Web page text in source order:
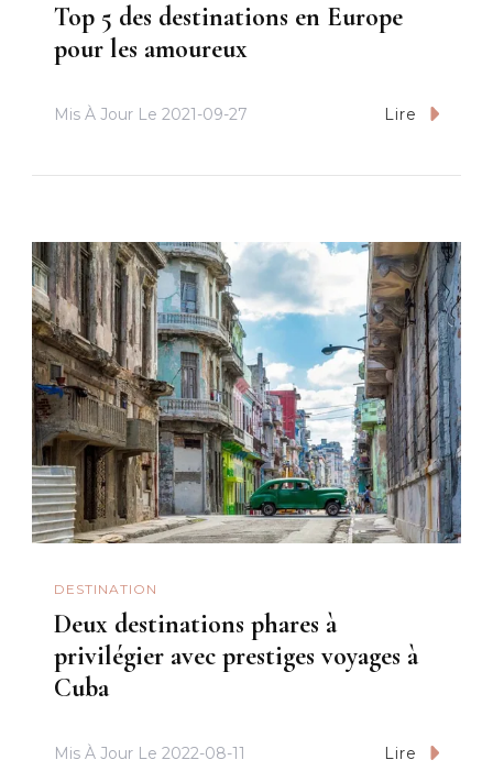
Top 5 des destinations en Europe
pour les amoureux
Mis À Jour Le 2021-09-27 Lire
DESTINATION
Deux destinations phares à
privilégier avec prestiges voyages à
Cuba
Mis À Jour Le 2022-08-11 Lire